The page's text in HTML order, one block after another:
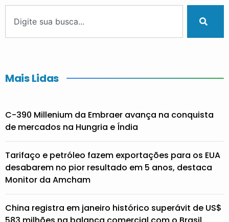
Mais Lidas
C-390 Millenium da Embraer avança na conquista
de mercados na Hungria e Índia
Tarifaço e petróleo fazem exportações para os EUA
desabarem no pior resultado em 5 anos, destaca
Monitor da Amcham
China registra em janeiro histórico superávit de US$